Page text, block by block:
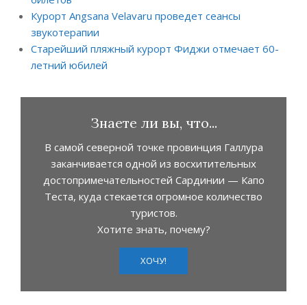
Курорт Angsana Velavaru проведет сеансы
звукотерапии
Старейший пляжный курорт Фиджи отмечает 60-
летний юбилей
Знаете ли вы, что...
В самой северной точке провинция Галлура
заканчивается одной из восхитительных
достопримечательностей Сардинии — Капо
Теста, куда стекается огромное количество
туристов.
Хотите знать, почему?
ХОЧУ!